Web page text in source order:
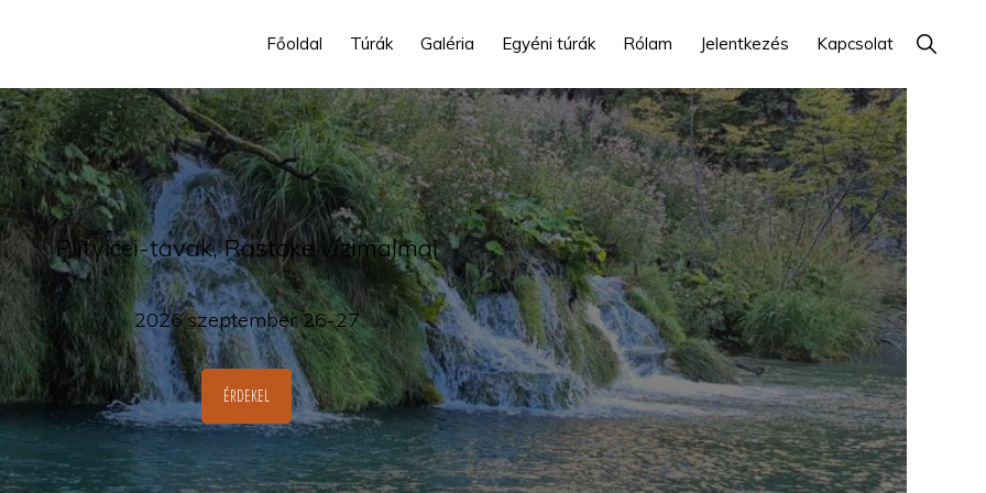
Főoldal Túrák Galéria Egyéni túrák Rólam Jelentkezés Kapcsolat Show
Search
Plitvicei-tavak, Rastoke vízimalmai
2026 szeptember 26-27
ÉRDEKEL